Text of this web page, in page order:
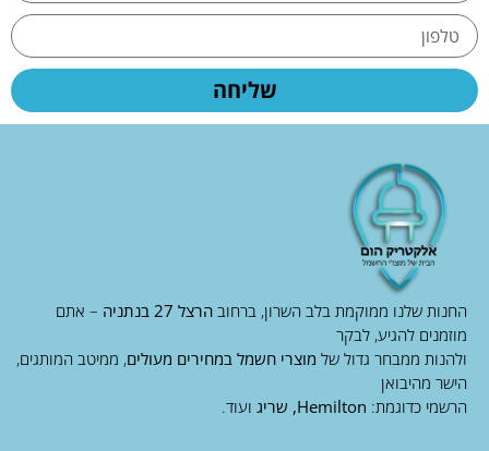
שליחה
החנות שלנו ממוקמת בלב השרון, ברחוב הרצל 27 בנתניה
– אתם
מוזמנים להגיע, לבקר
ולהנות ממבחר גדול של מוצרי חשמל במחירים מעולים, ממיטב המותגים,
הישר מהיבואן
הרשמי כדוגמת: Hemilton, שריג ועוד.